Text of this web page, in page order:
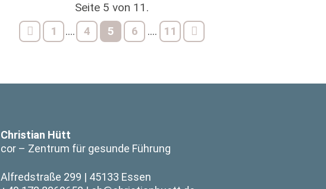
Seite 5 von 11.
1
.... 4 5 6 .... 11
Christian Hütt
cor – Zentrum für gesunde Führung
Alfredstraße 299
45133 Essen